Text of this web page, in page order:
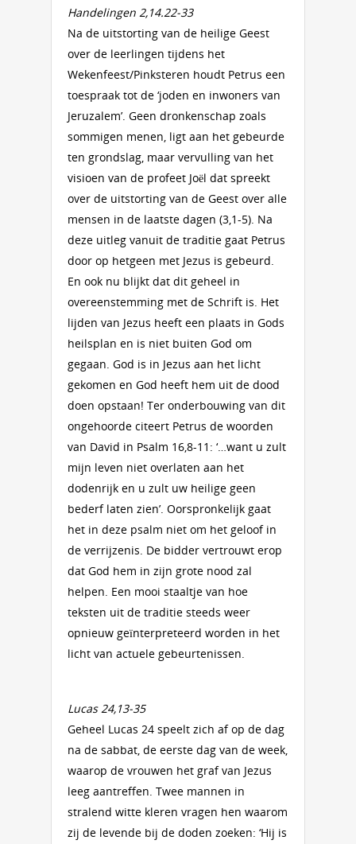
Handelingen 2,14.22-33
Na de uitstorting van de heilige Geest
over de leerlingen tijdens het
Wekenfeest/Pinksteren houdt Petrus een
toespraak tot de ‘joden en inwoners van
Jeruzalem’. Geen dronkenschap zoals
sommigen menen, ligt aan het gebeurde
ten grondslag, maar vervulling van het
visioen van de profeet Joël dat spreekt
over de uitstorting van de Geest over alle
mensen in de laatste dagen (3,1-5). Na
deze uitleg vanuit de traditie gaat Petrus
door op hetgeen met Jezus is gebeurd.
En ook nu blijkt dat dit geheel in
overeenstemming met de Schrift is. Het
lijden van Jezus heeft een plaats in Gods
heilsplan en is niet buiten God om
gegaan. God is in Jezus aan het licht
gekomen en God heeft hem uit de dood
doen opstaan! Ter onderbouwing van dit
ongehoorde citeert Petrus de woorden
van David in Psalm 16,8-11: ‘…want u zult
mijn leven niet overlaten aan het
dodenrijk en u zult uw heilige geen
bederf laten zien’. Oorspronkelijk gaat
het in deze psalm niet om het geloof in
de verrijzenis. De bidder vertrouwt erop
dat God hem in zijn grote nood zal
helpen. Een mooi staaltje van hoe
teksten uit de traditie steeds weer
opnieuw geïnterpreteerd worden in het
licht van actuele gebeurtenissen.
Lucas 24,13-35
Geheel Lucas 24 speelt zich af op de dag
na de sabbat, de eerste dag van de week,
waarop de vrouwen het graf van Jezus
leeg aantreffen. Twee mannen in
stralend witte kleren vragen hen waarom
zij de levende bij de doden zoeken: ‘Hij is